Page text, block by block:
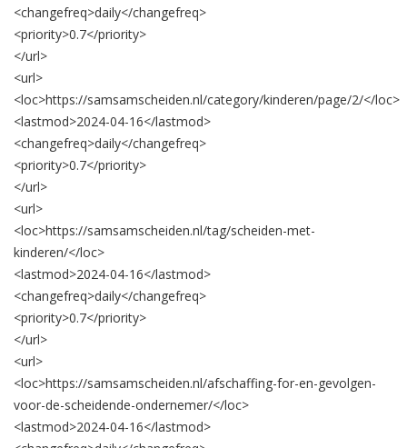
<changefreq>daily</changefreq>
<priority>0.7</priority>
</url>
<url>
<loc>https://samsamscheiden.nl/category/kinderen/page/2/</loc>
<lastmod>2024-04-16</lastmod>
<changefreq>daily</changefreq>
<priority>0.7</priority>
</url>
<url>
<loc>https://samsamscheiden.nl/tag/scheiden-met-
kinderen/</loc>
<lastmod>2024-04-16</lastmod>
<changefreq>daily</changefreq>
<priority>0.7</priority>
</url>
<url>
<loc>https://samsamscheiden.nl/afschaffing-for-en-gevolgen-
voor-de-scheidende-ondernemer/</loc>
<lastmod>2024-04-16</lastmod>